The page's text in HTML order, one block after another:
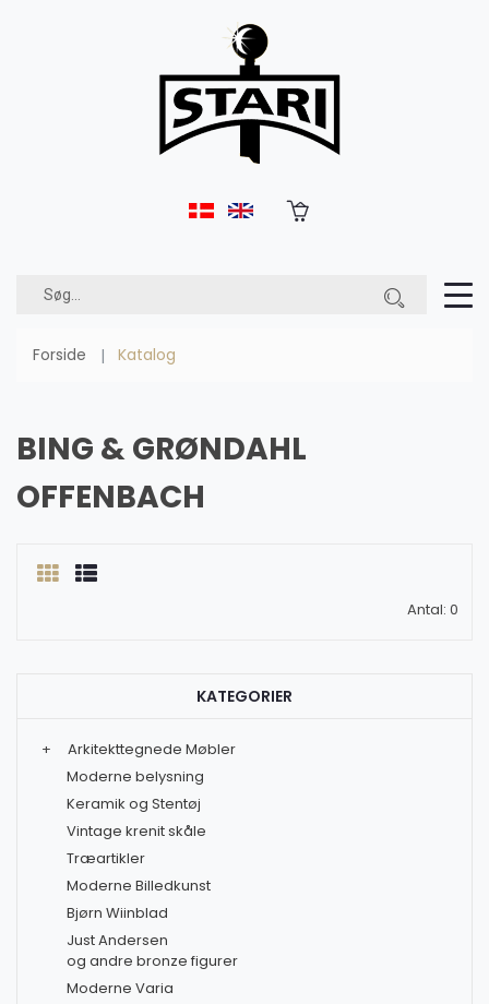
Forside Katalog
BING & GRØNDAHL
OFFENBACH
Antal: 0
KATEGORIER
+
Arkitekttegnede Møbler
Moderne belysning
Keramik og Stentøj
Vintage krenit skåle
Træartikler
Moderne Billedkunst
Bjørn Wiinblad
Just Andersen
og andre bronze figurer
Moderne Varia